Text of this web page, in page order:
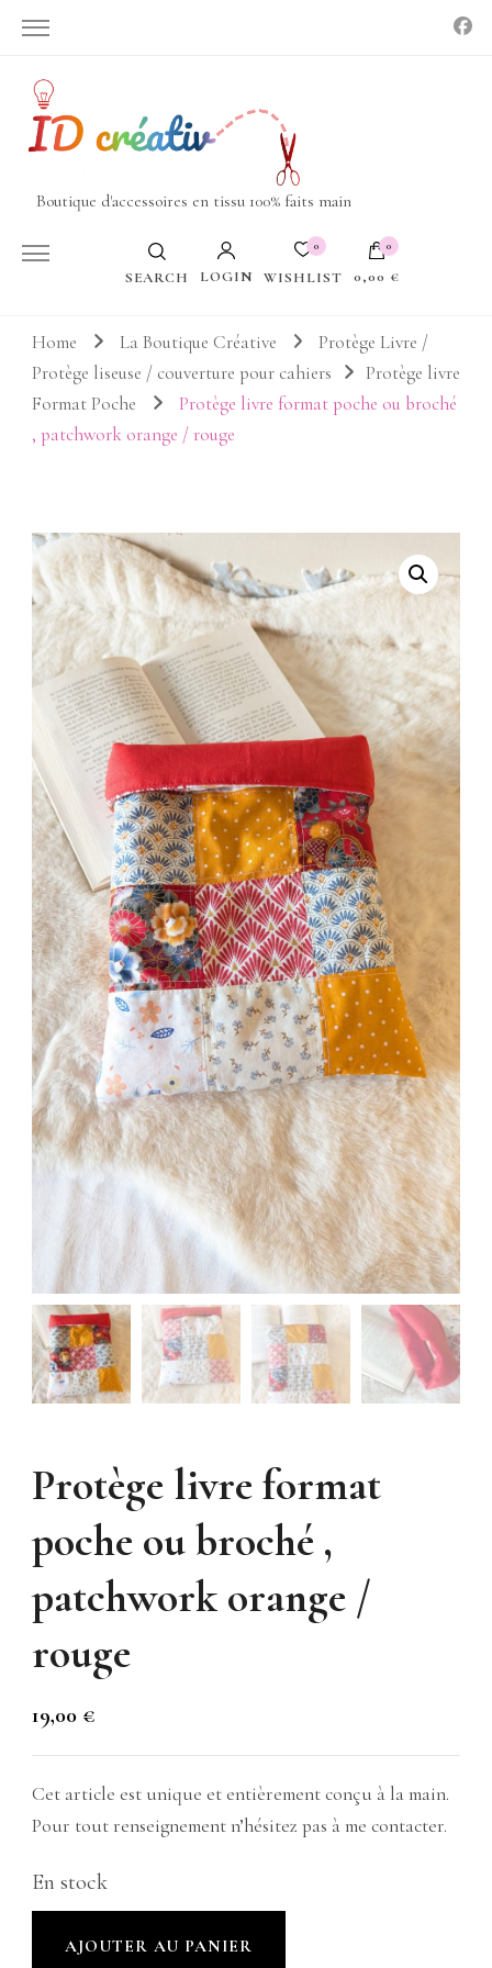
Boutique d'accessoires en tissu 100% faits main
SEARCH LOGIN
0
WISHLIST
0
0,00 €
Votre panier est vide.
Home La Boutique Créative
Protège Livre /
Protège liseuse / couverture pour cahiers
Protège livre
Format Poche
Protège livre format poche ou broché
, patchwork orange / rouge
Protège livre format
poche ou broché ,
patchwork orange /
rouge
19,00 €
Cet article est unique et entièrement conçu à la main.
Pour tout renseignement n’hésitez pas à me contacter.
En stock
AJOUTER AU PANIER